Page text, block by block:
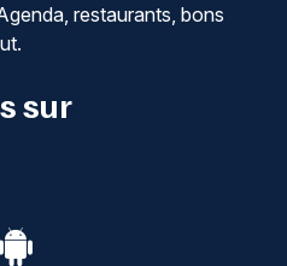
restaurants, bons
sur